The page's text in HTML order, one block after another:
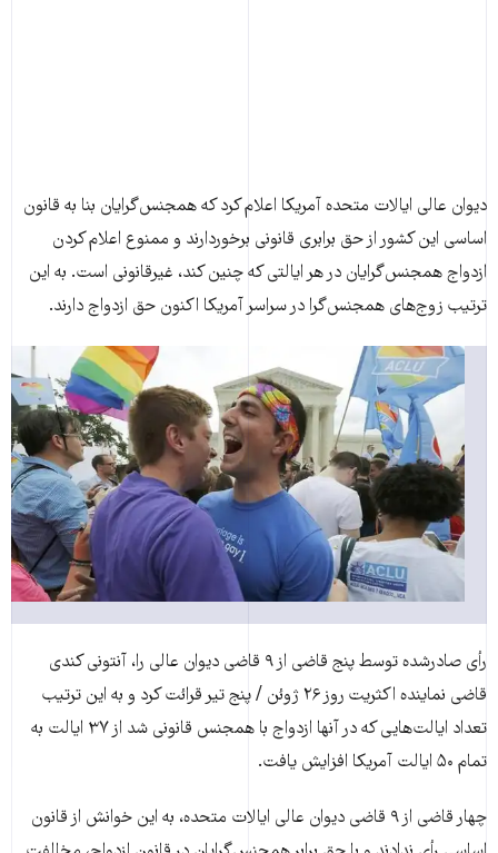
دیوان عالی ایالات متحده آمریکا اعلام کرد که همجنس‌گرایان بنا به قانون
اساسی این کشور از حق برابری قانونی برخوردارند و ممنوع اعلام کردن
ازدواج همجنس‌گرایان در هر ایالتی که چنین کند، غیرقانونی است. به این
ترتیب زوج‌های همجنس‌گرا در سراسر آمریکا اکنون حق ازدواج دارند.
رأی صادرشده توسط پنج قاضی از ۹ قاضی دیوان عالی را، آنتونی کندی
قاضی نماینده اکثریت روز ۲۶ ژوئن / پنج تیر قرائت کرد و به این ترتیب
تعداد ایالت‌هایی که در آنها ازدواج با همجنس قانونی شد از ۳۷ ایالت به
تمام ۵۰ ایالت آمریکا افزایش یافت.
چهار قاضی از ۹ قاضی دیوان عالی ایالات متحده، به این خوانش از قانون